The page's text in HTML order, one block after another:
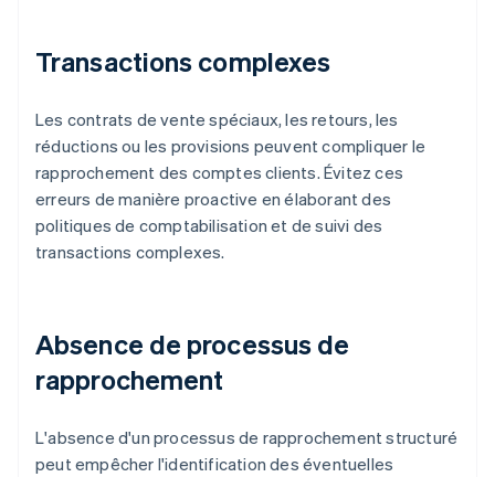
Transactions complexes
Les contrats de vente spéciaux, les retours, les
réductions ou les provisions peuvent compliquer le
rapprochement des comptes clients. Évitez ces
erreurs de manière proactive en élaborant des
politiques de comptabilisation et de suivi des
transactions complexes.
Absence de processus de
rapprochement
L'absence d'un processus de rapprochement structuré
peut empêcher l'identification des éventuelles